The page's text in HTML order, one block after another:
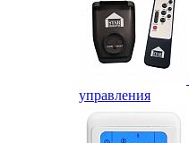
управления